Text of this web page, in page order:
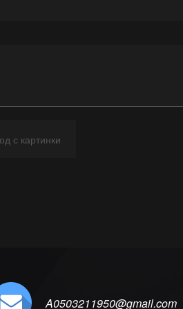
A0503211950@gmail.com